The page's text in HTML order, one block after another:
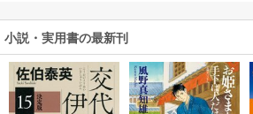
す～
小説・実用書の最新刊